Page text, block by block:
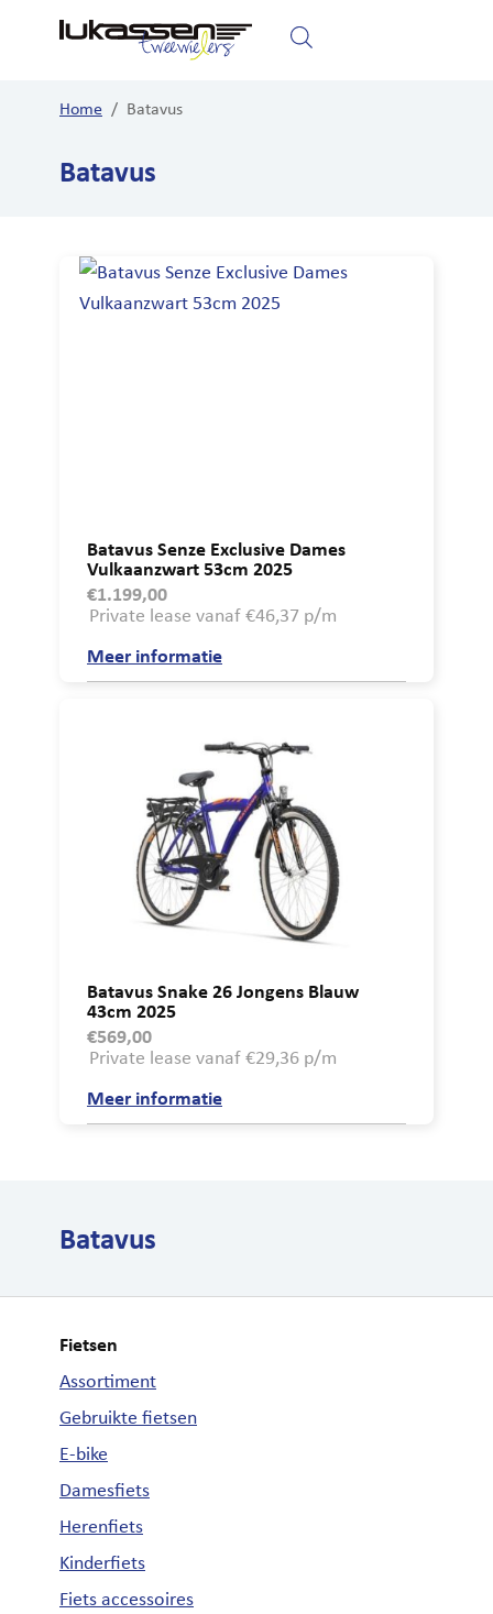
Home Fietsen Elektrische fietsen
Home / Batavus
Batavus
Batavus Senze Exclusive Dames
Vulkaanzwart 53cm 2025
€1.199,00
Private lease vanaf €46,37 p/m
Meer informatie
Batavus Snake 26 Jongens Blauw
43cm 2025
€569,00
Private lease vanaf €29,36 p/m
Meer informatie
Batavus
Fietsen
Assortiment
Gebruikte fietsen
E-bike
Damesfiets
Herenfiets
Kinderfiets
Fiets accessoires